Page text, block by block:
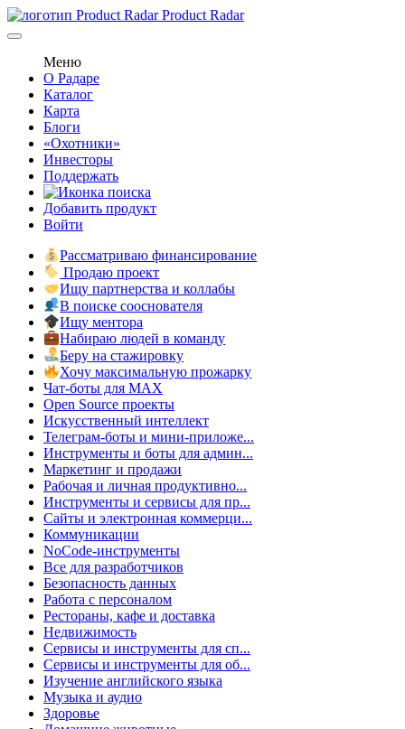
Product Radar
Меню
О Радаре
Каталог
Карта
Блоги
«Охотники»
Инвесторы
Поддержать
Добавить продукт
Войти
Рассматриваю финансирование
Продаю проект
Ищу партнерства и коллабы
В поиске сооснователя
Ищу ментора
Набираю людей в команду
Беру на стажировку
Хочу максимальную прожарку
Чат-боты для MAX
Open Source проекты
Искусственный интеллект
Телеграм-боты и мини-приложе...
Инструменты и боты для админ...
Маркетинг и продажи
Рабочая и личная продуктивно...
Инструменты и сервисы для пр...
Сайты и электронная коммерци...
Коммуникации
NoCode-инструменты
Все для разработчиков
Безопасность данных
Работа с персоналом
Рестораны, кафе и доставка
Недвижимость
Сервисы и инструменты для сп...
Сервисы и инструменты для об...
Изучение английского языка
Музыка и аудио
Здоровье